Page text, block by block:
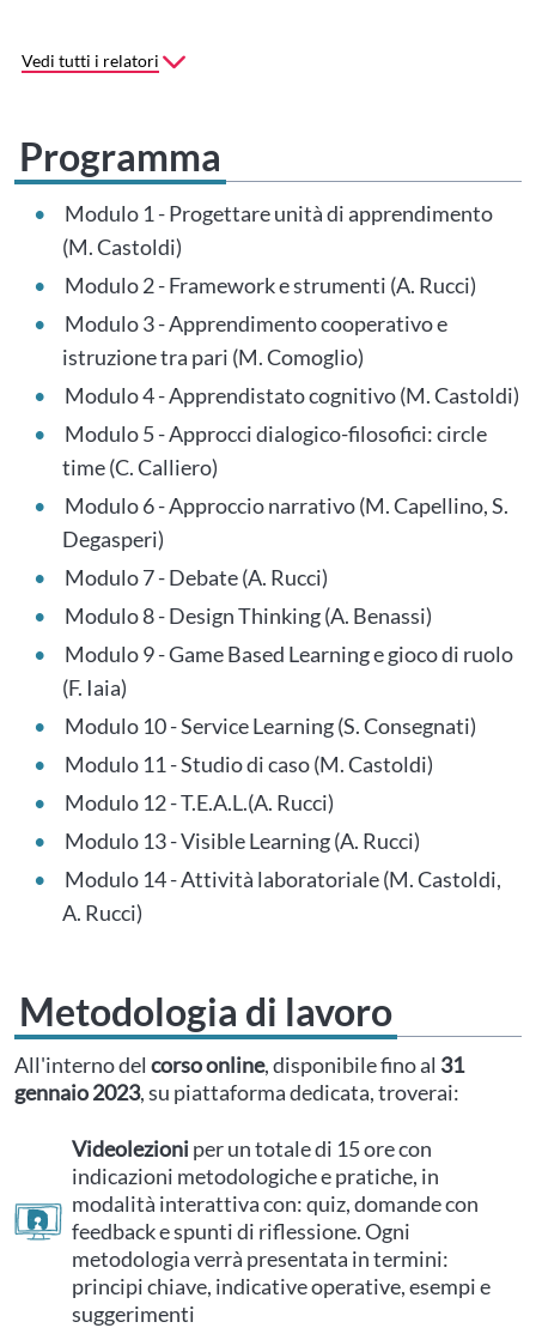
Vedi tutti i relatori
Programma
Modulo 1 - Progettare unità di apprendimento
(M. Castoldi)
Modulo 2 - Framework e strumenti (A. Rucci)
Modulo 3 - Apprendimento cooperativo e
istruzione tra pari (M. Comoglio)
Modulo 4 - Apprendistato cognitivo (M. Castoldi)
Modulo 5 - Approcci dialogico-filosofici: circle
time (C. Calliero)
Modulo 6 - Approccio narrativo (M. Capellino, S.
Degasperi)
Modulo 7 - Debate (A. Rucci)
Modulo 8 - Design Thinking (A. Benassi)
Modulo 9 - Game Based Learning e gioco di ruolo
(F. Iaia)
Modulo 10 - Service Learning (S. Consegnati)
Modulo 11 - Studio di caso (M. Castoldi)
Modulo 12 - T.E.A.L.(A. Rucci)
Modulo 13 - Visible Learning (A. Rucci)
Modulo 14 - Attività laboratoriale (M. Castoldi,
A. Rucci)
Metodologia di lavoro
All'interno del corso online, disponibile fino al 31
gennaio 2023, su piattaforma dedicata, troverai:
Videolezioniper un totale di 15 ore con
indicazioni metodologiche e pratiche, in
modalità interattiva con: quiz, domande con
feedback e spunti di riflessione. Ogni
metodologia verrà presentata in termini:
principi chiave, indicative operative, esempi e
suggerimenti